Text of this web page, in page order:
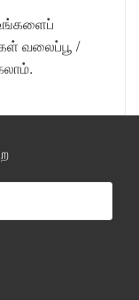
உங்களைப்
வலைப்பூ /